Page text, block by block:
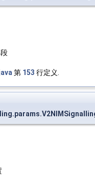
第 153 行定义.